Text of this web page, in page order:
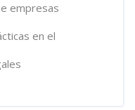
empresas
en el